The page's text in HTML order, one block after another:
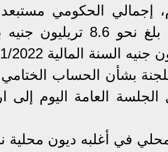
إجمالي الحكومي
الحكومة لدى البنك المركزي، بلغ نحو
بشأن الحساب
2022/2023 خلال الجلسة العامة